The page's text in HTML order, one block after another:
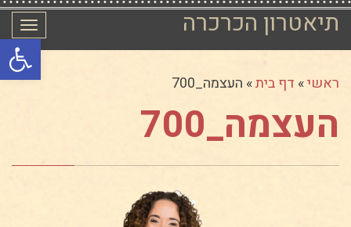
פתח
תיאטרון הכרכרה
ראשי» דף בית» העצמה_700
העצמה_700